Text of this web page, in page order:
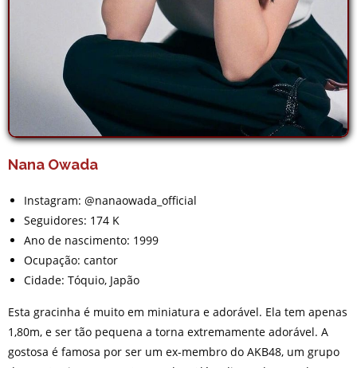
Nana Owada
Instagram: @nanaowada_official
Seguidores: 174 K
Ano de nascimento: 1999
Ocupação: cantor
Cidade: Tóquio, Japão
Esta gracinha é muito em miniatura e adorável. Ela tem apenas
1,80m, e ser tão pequena a torna extremamente adorável. A
gostosa é famosa por ser um ex-membro do AKB48, um grupo